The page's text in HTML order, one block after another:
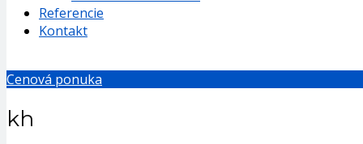
Referencie
Kontakt
Cenová ponuka
kh